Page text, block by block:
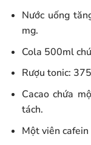
Nước uống
mg.
Cola 500ml
Rượu tonic:
Cacao chứa
tách.
Một viên